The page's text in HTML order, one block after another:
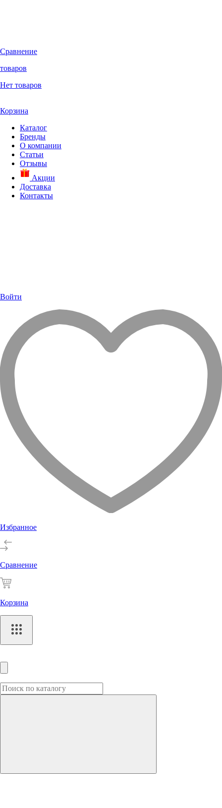
Сравнение
товаров
Нет товаров
Корзина
Каталог
Бренды
О компании
Статьи
Отзывы
Акции
Доставка
Контакты
Войти
Избранное
Сравнение
Корзина